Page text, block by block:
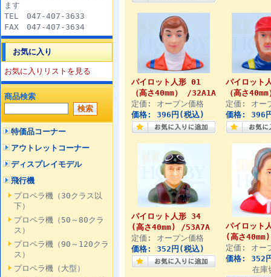
ます
TEL 047-407-3633
FAX 047-407-3634
お気に入り
お気に入りリストを見る
商品検索
特価品コーナー
アウトレットコーナー
ディスプレイモデル
飛行機
プロペラ機（30クラス以
下）
プロペラ機（50～80クラ
ス）
プロペラ機（90～120クラ
ス）
プロペラ機（大型）
パイロット人形 01
（高さ40mm） /32A1A
定価: オープン価格
価格: 396円(税込)
パイロット
（高さ
定価: オー
価格: 396
パイロット人形 34
(高さ40mm) /53A7A
定価: オープン価格
価格: 352円(税込)
パイロット
(高さ
定価: オー
価格: 352
在庫